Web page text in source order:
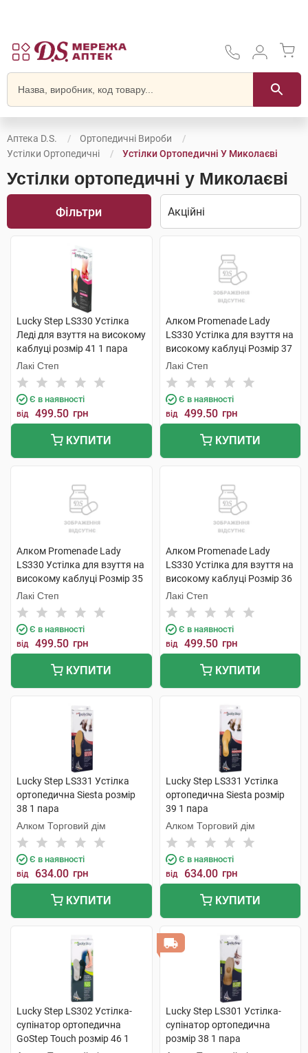
Аптека D.S.
Ортопедичні Вироби
Устілки Ортопедичні
Устілки Ортопедичні У Миколаєві
Устілки ортопедичні у Миколаєві
Фільтри
Lucky Step LS330 Устілка
Леді для взуття на високому
каблуці розмір 41 1 пара
Лакі Степ
Є в наявності
від 499.50 грн
КУПИТИ
Алком Promenade Lady
LS330 Устілка для взуття на
високому каблуці Розмір 37
1 пара
Лакі Степ
Є в наявності
від 499.50 грн
КУПИТИ
Алком Promenade Lady
LS330 Устілка для взуття на
високому каблуці Розмір 35
1 пара
Лакі Степ
Є в наявності
від 499.50 грн
КУПИТИ
Алком Promenade Lady
LS330 Устілка для взуття на
високому каблуці Розмір 36
1 пара
Лакі Степ
Є в наявності
від 499.50 грн
КУПИТИ
Lucky Step LS331 Устілка
ортопедична Siesta розмір
38 1 пара
Алком Торговий дім
Є в наявності
від 634.00 грн
КУПИТИ
Lucky Step LS331 Устілка
ортопедична Siesta розмір
39 1 пара
Алком Торговий дім
Є в наявності
від 634.00 грн
КУПИТИ
Lucky Step LS302 Устілка-
супінатор ортопедична
GoStep Touch розмір 46 1
Lucky Step LS301 Устілка-
супінатор ортопедична
розмір 38 1 пара